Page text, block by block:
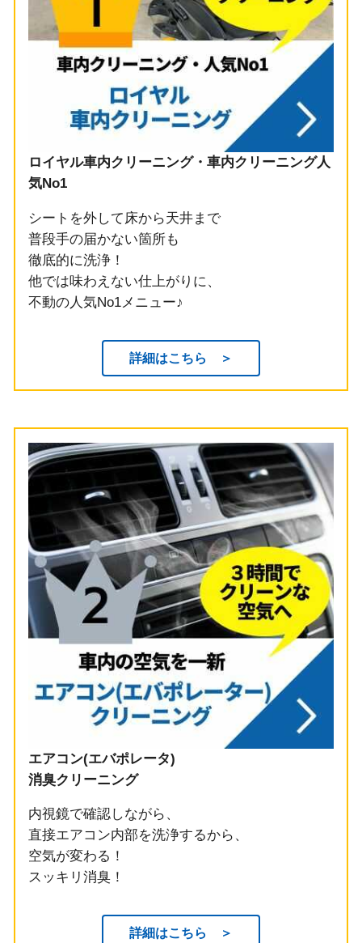
ロイヤル車内クリーニング・車内クリーニング人
気No1
シートを外して床から天井まで
普段手の届かない箇所も
徹底的に洗浄！
他では味わえない仕上がりに、
不動の人気No1メニュー♪
詳細はこちら ＞
エアコン(エバポレータ)
消臭クリーニング
内視鏡で確認しながら、
直接エアコン内部を洗浄するから、
空気が変わる！
スッキリ消臭！
詳細はこちら ＞